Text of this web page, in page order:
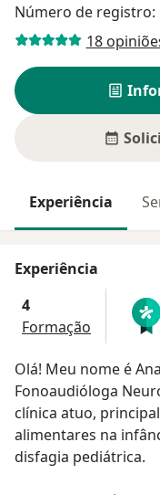
Número de registro:
18
Experiência
Experiência
4
Formação
Olá! Meu nome é
Fonoaudióloga
clínica atuo,
alimentares na
disfagia pediátrica.